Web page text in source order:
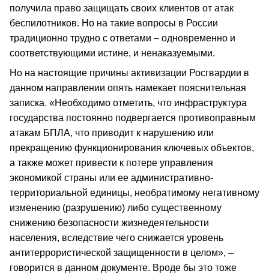
получила право защищать своих клиентов от атак
беспилотников. Но на такие вопросы в России
традиционно трудно с ответами – одновременно и
соответствующими истине, и ненаказуемыми.
Но на настоящие причины активизации Росгвардии в
данном направлении опять намекает пояснительная
записка. «Необходимо отметить, что инфраструктура
государства постоянно подвергается противоправным
атакам БПЛА, что приводит к нарушению или
прекращению функционирования ключевых объектов,
а также может привести к потере управления
экономикой страны или ее административно-
территориальной единицы, необратимому негативному
изменению (разрушению) либо существенному
снижению безопасности жизнедеятельности
населения, вследствие чего снижается уровень
антитеррористической защищенности в целом», –
говорится в данном документе. Вроде бы это тоже